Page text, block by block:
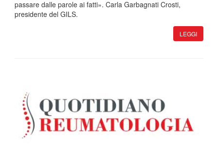
passare dalle parole ai fatti». Carla Garbagnati Crosti,
presidente del GILS.
LEGGI